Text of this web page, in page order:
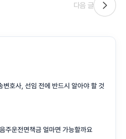
다음 글
변호사, 선임 전에 반드시 알아야 할 것
주운전면책금 얼마면 가능할까요